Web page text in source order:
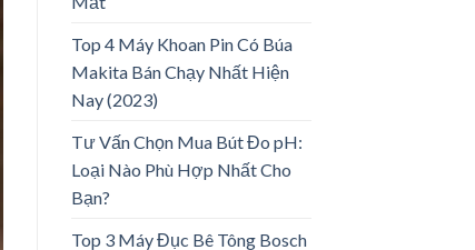
Top 4 Máy Khoan Pin Có Búa
Makita Bán Chạy Nhất Hiện
Nay (2023)
Tư Vấn Chọn Mua Bút Đo pH:
Loại Nào Phù Hợp Nhất Cho
Bạn?
Top 3 Máy Đục Bê Tông Bosch